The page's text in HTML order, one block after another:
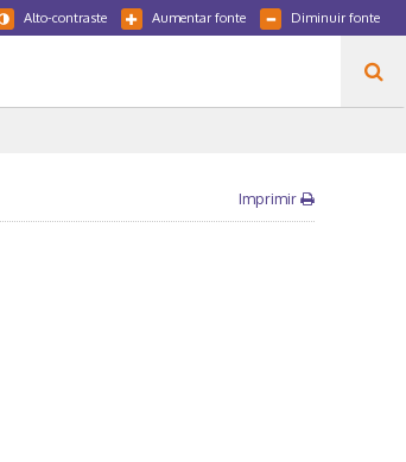
Diminuir fonte
Aumentar fonte
Alto-contraste
Imprimir